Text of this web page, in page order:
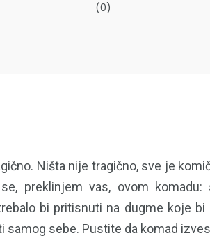
(0)
Ništa nije tragično, sve je
preklinjem vas, ovom komadu:
bi pritisnuti na dugme koje
sebe. Pustite da komad